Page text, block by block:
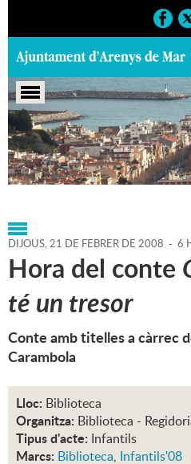
Portada > Agenda > 21-02-
2008 > Marcs > Culturals >
DIJOUS,21 DE FEBRER DE 2008 - 6
Hora del conte
té un tresor
Conte amb titelles a càrrec
Carambola
Lloc: Biblioteca
Organitza: Biblioteca -
Tipus d'acte: Infantils
Marcs: Biblioteca, Infantils'08